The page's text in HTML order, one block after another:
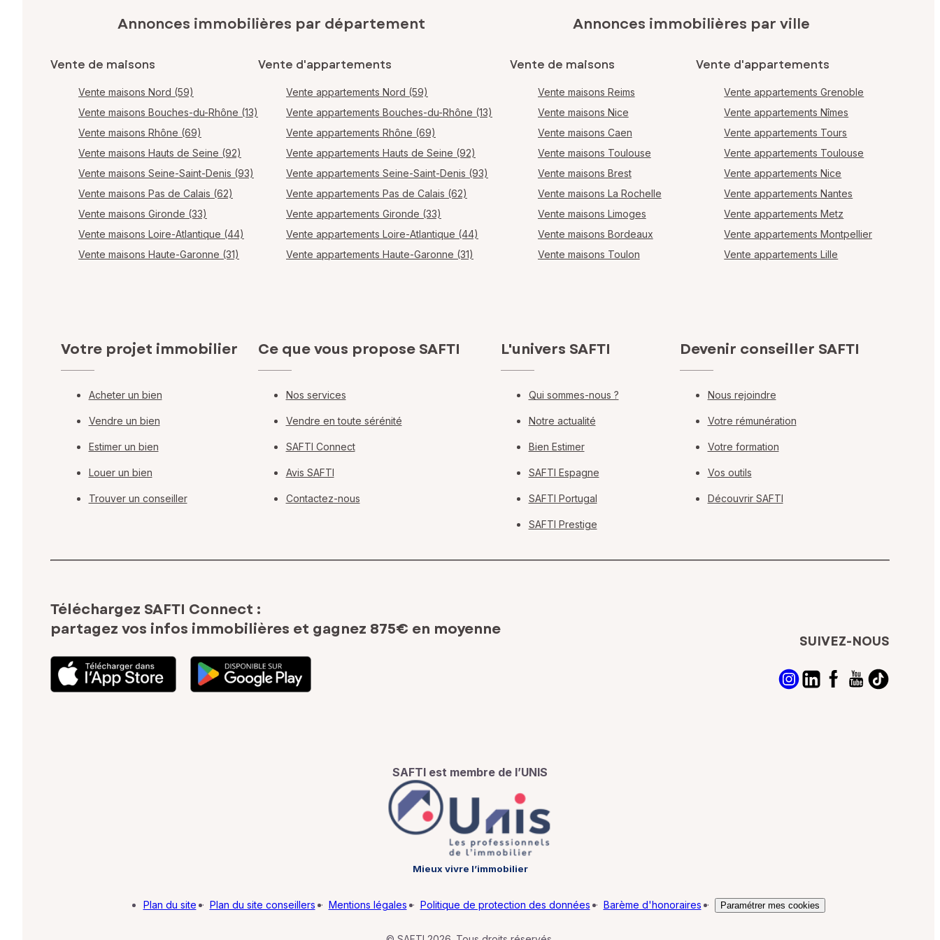
Annonces immobilières par département
Vente de maisons
Vente maisons Nord (59)
Vente maisons Bouches-du-Rhône (13)
Vente maisons Rhône (69)
Vente maisons Hauts de Seine (92)
Vente maisons Seine-Saint-Denis (93)
Vente maisons Pas de Calais (62)
Vente maisons Gironde (33)
Vente maisons Loire-Atlantique (44)
Vente maisons Haute-Garonne (31)
Vente d'appartements
Vente appartements Nord (59)
Vente appartements Bouches-du-Rhône (13)
Vente appartements Rhône (69)
Vente appartements Hauts de Seine (92)
Vente appartements Seine-Saint-Denis (93)
Vente appartements Pas de Calais (62)
Vente appartements Gironde (33)
Vente appartements Loire-Atlantique (44)
Vente appartements Haute-Garonne (31)
Annonces immobilières par ville
Vente de maisons
Vente maisons Reims
Vente maisons Nice
Vente maisons Caen
Vente maisons Toulouse
Vente maisons Brest
Vente maisons La Rochelle
Vente maisons Limoges
Vente maisons Bordeaux
Vente maisons Toulon
Vente d'appartements
Vente appartements Grenoble
Vente appartements Nîmes
Vente appartements Tours
Vente appartements Toulouse
Vente appartements Nice
Vente appartements Nantes
Vente appartements Metz
Vente appartements Montpellier
Vente appartements Lille
Votre projet immobilier
Acheter un bien
Vendre un bien
Estimer un bien
Louer un bien
Trouver un conseiller
Ce que vous propose SAFTI
Nos services
Vendre en toute sérénité
SAFTI Connect
Avis SAFTI
Contactez-nous
L'univers SAFTI
Qui sommes-nous ?
Notre actualité
Bien Estimer
SAFTI Espagne
SAFTI Portugal
SAFTI Prestige
Devenir conseiller SAFTI
Nous rejoindre
Votre rémunération
Votre formation
Vos outils
Découvrir SAFTI
Téléchargez SAFTI Connect :
partagez vos infos immobilières et gagnez 875€ en moyenne
SUIVEZ-NOUS
SAFTI est membre de l’UNIS
Mieux vivre l’immobilier
Plan du site · Plan du site conseillers · Mentions légales · Politique de protection des données · Barème d'honoraires · Paramétrer mes cookies